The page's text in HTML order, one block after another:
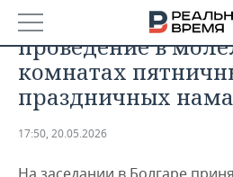
БАШКОРТОСТАН
ТАТАРСТАН
УДМУРТИЯ
НОВОСТИ
АНАЛИТИКА
НОВОСТИ АНАЛИТИКИ
ДЕКЛАРАЦИИ О ДОХОДАХ
ЭКОНОМИКА
НОВОСТИ ЭКОНОМИКИ
ПРОМЫШЛЕННОСТЬ
ДУМ РТ:
проведение в
комнатах
праздничных
17:50, 20.05.2026